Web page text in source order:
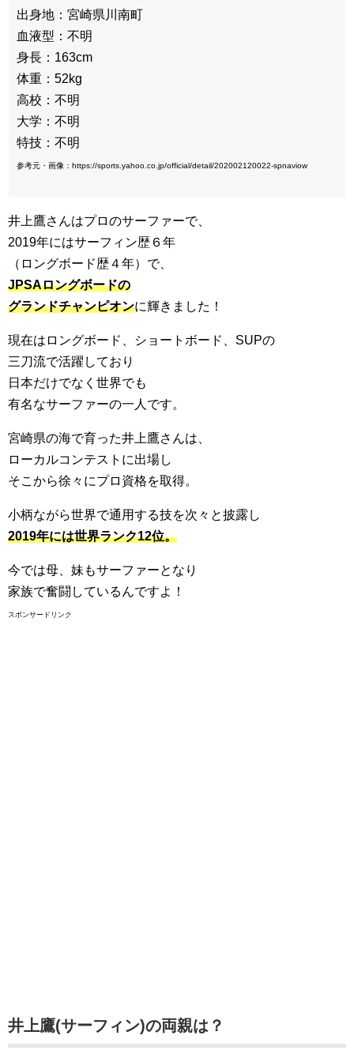
出身地：宮崎県川南町
血液型：不明
身長：163cm
体重：52kg
高校：不明
大学：不明
特技：不明
参考元・画像：https://sports.yahoo.co.jp/official/detail/202002120022-spnaviow
井上鷹さんはプロのサーファーで、
2019年にはサーフィン歴６年
（ロングボード歴４年）で、
JPSAロングボードの
グランドチャンピオンに輝きました！
現在はロングボード、ショートボード、SUPの
三刀流で活躍しており
日本だけでなく世界でも
有名なサーファーの一人です。
宮崎県の海で育った井上鷹さんは、
ローカルコンテストに出場し
そこから徐々にプロ資格を取得。
小柄ながら世界で通用する技を次々と披露し
2019年には世界ランク12位。
今では母、妹もサーファーとなり
家族で奮闘しているんですよ！
スポンサードリンク
井上鷹(サーフィン)の両親は？